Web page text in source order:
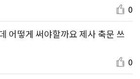
0
어떻게 써야할까요 제사 축문 쓰
0